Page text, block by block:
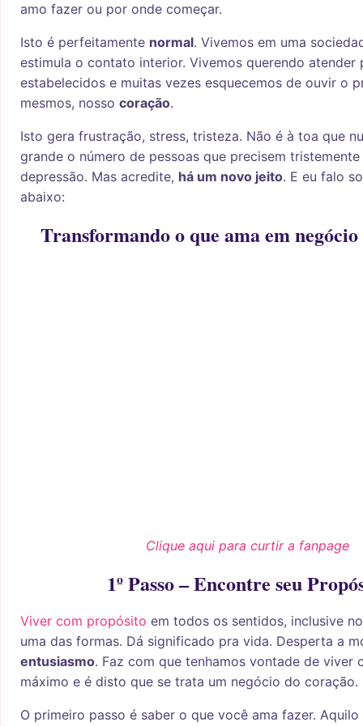
amo fazer ou por onde começar.
Isto é perfeitamente normal. Vivemos em uma
estimula o contato interior. Vivemos querendo atender
estabelecidos e muitas vezes esquecemos de ouvir o
mesmos, nosso coração.
Isto gera frustração, stress, tristeza. Não é à toa que
grande o número de pessoas que precisem
depressão. Mas acredite, há um novo jeito. E eu falo
abaixo:
Transformando o que ama em
Clique aqui para curtir a fanpage
1º Passo – Encontre seu
Viver com propósito em todos os sentidos, inclusive
uma das formas. Dá significado pra vida. Desperta a
entusiasmo. Faz com que tenhamos vontade de viver
máximo e é disto que se trata um negócio do coração.
O primeiro passo é saber o que você ama fazer.